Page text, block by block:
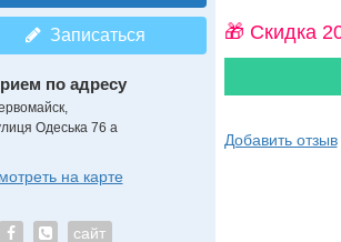
Записаться
по адресу
Одеська 76 а
на карте
сайт
🎁 Cкидка
Добавить отзыв